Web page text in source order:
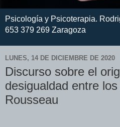
Psicología y Psicoterapia.
653 379 269 Zaragoza
LUNES, 14 DE DICIEMBRE DE 2020
Discurso sobre el
desigualdad entre
Rousseau